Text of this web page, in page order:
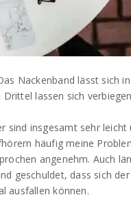
Nackenband lässt sich
lassen sich
sind insgesamt sehr
häufig meine
angenehm. Auch
geschuldet, dass sich
ausfallen können.